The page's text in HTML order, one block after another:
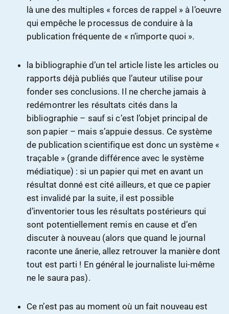
là une des multiples « forces de rappel » à l’oeuvre
qui empêche le processus de conduire à la
publication fréquente de « n’importe quoi ».
la bibliographie d’un tel article liste les articles ou
rapports déjà publiés que l’auteur utilise pour
fonder ses conclusions. Il ne cherche jamais à
redémontrer les résultats cités dans la
bibliographie – sauf si c’est l’objet principal de
son papier – mais s’appuie dessus. Ce système
de publication scientifique est donc un système «
traçable » (grande différence avec le système
médiatique) : si un papier qui met en avant un
résultat donné est cité ailleurs, et que ce papier
est invalidé par la suite, il est possible
d’inventorier tous les résultats postérieurs qui
sont potentiellement remis en cause et d’en
discuter à nouveau (alors que quand le journal
raconte une ânerie, allez retrouver la manière dont
tout est parti ! En général le journaliste lui-même
ne le saura pas).
Ce n’est pas au moment où un fait nouveau est